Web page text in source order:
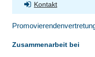
Kontakt
Zusammenarbeit bei